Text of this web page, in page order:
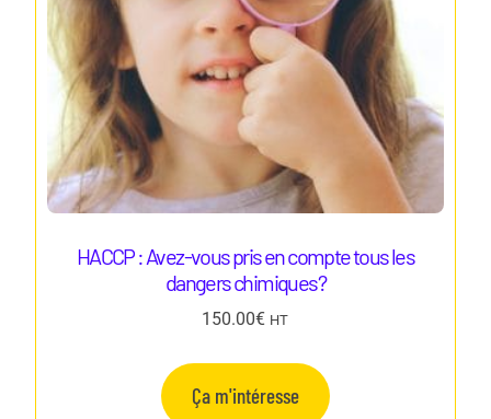
HACCP : Avez-vous pris en compte tous les
dangers chimiques?
150.00€ HT
Ça m'intéresse